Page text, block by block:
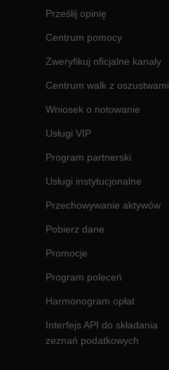
Prześlij opinię
Centrum pomocy
Zweryfikuj oficjalne kanały
Centrum walk z oszustwami
Wniosek o notowanie
Usługi VIP
Program partnerski
Usługi instytucjonalne
Przechowywanie aktywów
Pobierz dane
Promocje
Program poleceń
Harmonogram opłat
Interfejs API do składania
zeznań podatkowych